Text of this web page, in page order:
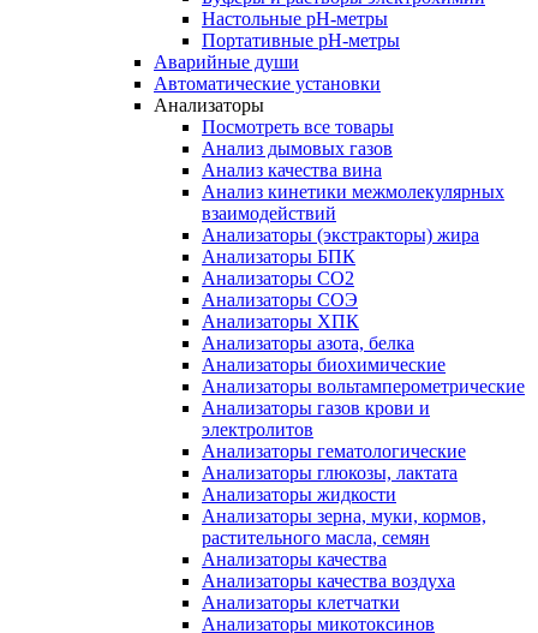
Настольные рН-метры
Портативные рН-метры
Аварийные души
Автоматические установки
Анализаторы
Посмотреть все товары
Анализ дымовых газов
Анализ качества вина
Анализ кинетики межмолекулярных
взаимодействий
Анализаторы (экстракторы) жира
Анализаторы БПК
Анализаторы СО2
Анализаторы СОЭ
Анализаторы ХПК
Анализаторы азота, белка
Анализаторы биохимические
Анализаторы вольтамперометрические
Анализаторы газов крови и
электролитов
Анализаторы гематологические
Анализаторы глюкозы, лактата
Анализаторы жидкости
Анализаторы зерна, муки, кормов,
растительного масла, семян
Анализаторы качества
Анализаторы качества воздуха
Анализаторы клетчатки
Анализаторы микотоксинов